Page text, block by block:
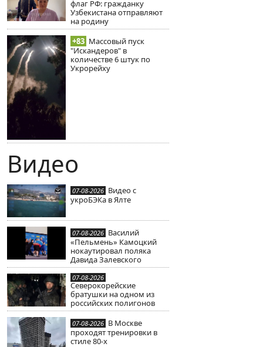
флаг РФ: гражданку
Узбекистана отправляют
на родину
+83 Массовый пуск
"Искандеров" в
количестве 6 штук по
Укрорейху
Видео
07-08-2026 Видео с
укроБЭКа в Ялте
07-08-2026 Василий
«Пельмень» Камоцкий
нокаутировал поляка
Давида Залевского
07-08-2026
Северокорейские
братушки на одном из
российских полигонов
07-08-2026 В Москве
проходят тренировки в
стиле 80-х